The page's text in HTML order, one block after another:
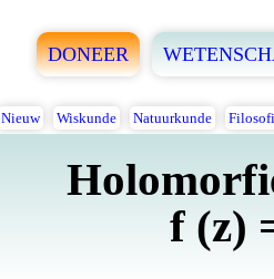
DONEER
Nieuw Wiskunde Natuurkunde
f (z)